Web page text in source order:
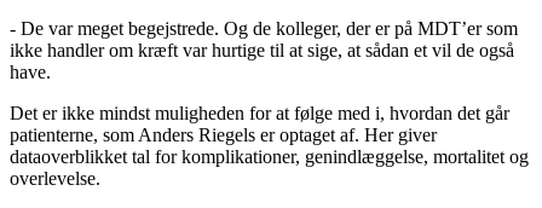
- De var meget begejstrede. Og de kolleger, der er på MDT’er som
ikke handler om kræft var hurtige til at sige, at sådan et vil de også
have.
Det er ikke mindst muligheden for at følge med i, hvordan det går
patienterne, som Anders Riegels er optaget af. Her giver
dataoverblikket tal for komplikationer, genindlæggelse, mortalitet og
overlevelse.